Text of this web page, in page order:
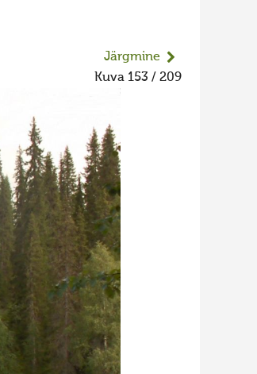
Järgmine
Kuva 153 / 209